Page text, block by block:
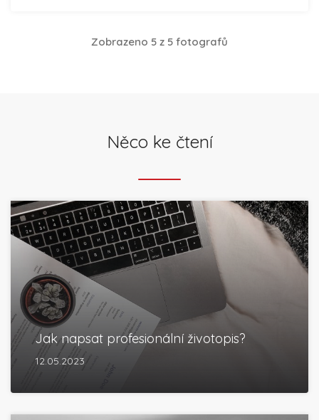
Zobrazeno 5 z 5 fotografů
Něco ke čtení
Jak napsat profesionální životopis?
12.05.2023